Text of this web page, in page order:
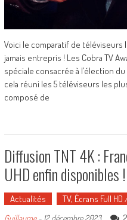
Voici le comparatif de téléviseurs
jamais entrepris ! Les Cobra TV
spéciale consacrée à l’élection
cela réuni les 5 téléviseurs les
composé de
Diffusion TNT 4K :
UHD enfin disponibles !
Actualités TV, Écrans Full
Guillaume- 12 décembre 2023